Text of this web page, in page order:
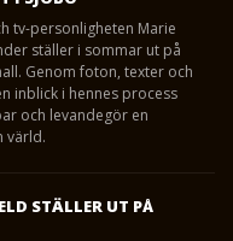
tv-personligheten Marie
ställer i sommar ut på
Genom foton, texter och
inblick i hennes process
och levandegör en
värld.
STÄLLER UT PÅ